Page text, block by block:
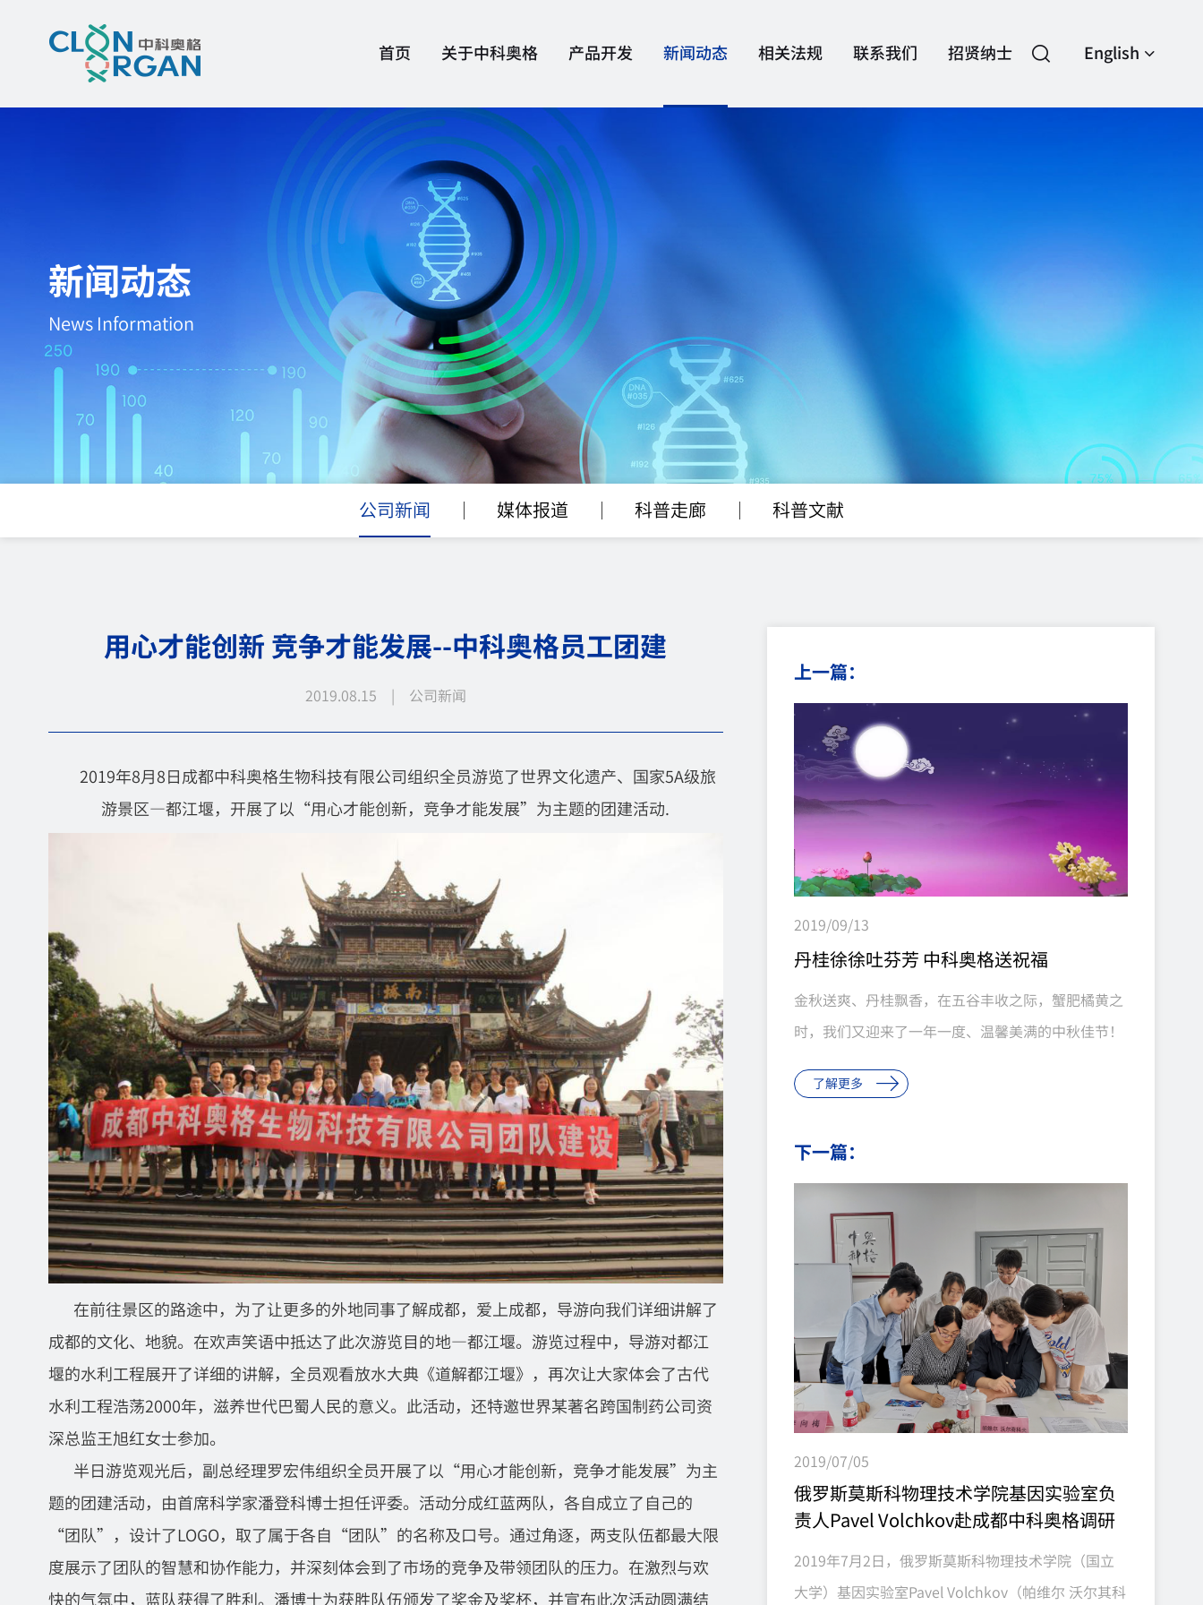
首页 关于中科奥格 产品开发 新闻动态 相关法规 联系我们 招贤纳士 English
新闻动态
News Information
公司新闻 媒体报道 科普走廊 科普文献
用心才能创新 竞争才能发展--中科奥格员工团建
2019.08.15 | 公司新闻
2019年8月8日成都中科奥格生物科技有限公司组织全员游览了世界文化遗产、国家5A级旅
游景区—都江堰，开展了以“用心才能创新，竞争才能发展”为主题的团建活动.
在前往景区的路途中，为了让更多的外地同事了解成都，爱上成都，导游向我们详细讲解了
成都的文化、地貌。在欢声笑语中抵达了此次游览目的地—都江堰。游览过程中，导游对都江
堰的水利工程展开了详细的讲解，全员观看放水大典《道解都江堰》，再次让大家体会了古代
水利工程浩荡2000年，滋养世代巴蜀人民的意义。 此活动，还特邀世界某著名跨国制药公司资
深总监王旭红女士参加。
半日游览观光后，副总经理罗宏伟组织全员开展了以 “用心才能创新，竞争才能发展”为主
题的团建活动，由首席科学家潘登科博士担任评委。活动分成红蓝两队，各自成立了自己的
“团队”，设计了LOGO，取了属于各自“团队”的名称及口号。通过角逐，两支队伍都最大限
度展示了团队的智慧和协作能力，并深刻体会到了市场的竞争及带领团队的压力。在激烈与欢
快的气氛中，蓝队获得了胜利。潘博士为获胜队伍颁发了奖金及奖杯，并宣布此次活动圆满结
上一篇：
2019/09/13
丹桂徐徐吐芬芳 中科奥格送祝福
金秋送爽、丹桂飘香，在五谷丰收之际，蟹肥橘黄之
时，我们又迎来了一年一度、温馨美满的中秋佳节！
化理念，牢记“基因小猪，造福人类”的使命，坚守
此，成都中科奥格成立伊始就得到了各地政府、各科
研机构、各方专家和社会各界的关心和支持，在科研
的道路上才越走越顺；同时，也凝聚了一批知识渊
博、同心同德、牢记使命、兢兢业...
了解更多
下一篇：
2019/07/05
俄罗斯莫斯科物理技术学院基因实验室负
责人Pavel Volchkov赴成都中科奥格调研
2019年7月2日，俄罗斯莫斯科物理技术学院（国立
大学）基因实验室Pavel Volchkov（帕维尔 沃尔其科